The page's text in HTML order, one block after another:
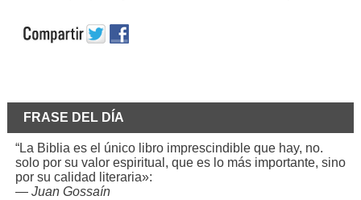
FRASE DEL DÍA
“La Biblia es el único libro imprescindible que hay, no.
solo por su valor espiritual, que es lo más importante, sino
por su calidad literaria»:
— Juan Gossaín